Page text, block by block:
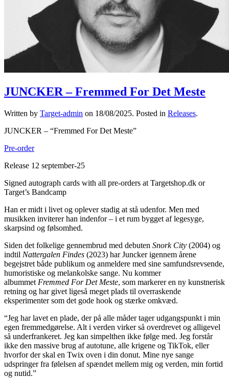
JUNCKER – Fremmed For Det Meste
Written by Target-admin on 18/08/2025. Posted in Releases.
JUNCKER – “Fremmed For Det Meste”
Pre-order
Release 12 september-25
Signed autograph cards with all pre-orders at Targetshop.dk or
Target’s Bandcamp
Han er midt i livet og oplever stadig at stå udenfor. Men med
musikken inviterer han indenfor – i et rum bygget af legesyge,
skarpsind og følsomhed.
Siden det folkelige gennembrud med debuten Snork City (2004) og
indtil Nattergalen Findes (2023) har Juncker igennem årene
begejstret både publikum og anmeldere med sine samfundsrevsende,
humoristiske og melankolske sange. Nu kommer
albummet Fremmed For Det Meste, som markerer en ny kunstnerisk
retning og har givet ligeså meget plads til overraskende
eksperimenter som det gode hook og stærke omkvæd.
“Jeg har lavet en plade, der på alle måder tager udgangspunkt i min
egen fremmedgørelse. Alt i verden virker så overdrevet og alligevel
så underfrankeret. Jeg kan simpelthen ikke følge med. Jeg forstår
ikke den massive brug af autotune, alle krigene og TikTok, eller
hvorfor der skal en Twix oven i din donut. Mine nye sange
udspringer fra følelsen af spændet mellem mig og verden, min fortid
og nutid.”